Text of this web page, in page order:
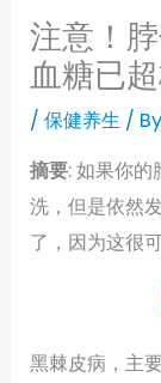
注意！
血糖已
/保健养生 / By
摘要: 如果你
洗，但是依然
了，因为这很
黑棘皮病，主